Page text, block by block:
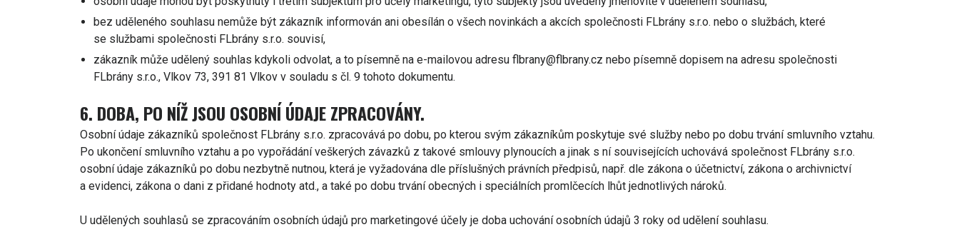
bez uděleného souhlasu nemůže být zákazník informován ani obesílán o všech novinkách a akcích společnosti FLbrány s.r.o. nebo o službách, které
se službami společnosti FLbrány s.r.o. souvisí,
zákazník může udělený souhlas kdykoli odvolat, a to písemně na e-mailovou adresu flbrany@flbrany.cz nebo písemně dopisem na adresu společnosti
FLbrány s.r.o., Vlkov 73, 391 81 Vlkov v souladu s čl. 9 tohoto dokumentu.
6. DOBA, PO NÍŽ JSOU OSOBNÍ ÚDAJE ZPRACOVÁNY.
Osobní údaje zákazníků společnost FLbrány s.r.o. zpracovává po dobu, po kterou svým zákazníkům poskytuje své služby nebo po dobu trvání smluvního vztahu.
Po ukončení smluvního vztahu a po vypořádání veškerých závazků z takové smlouvy plynoucích a jinak s ní souvisejících uchovává společnost FLbrány s.r.o.
osobní údaje zákazníků po dobu nezbytně nutnou, která je vyžadována dle příslušných právních předpisů, např. dle zákona o účetnictví, zákona o archivnictví
a evidenci, zákona o dani z přidané hodnoty atd., a také po dobu trvání obecných i speciálních promlčecích lhůt jednotlivých nároků.
U udělených souhlasů se zpracováním osobních údajů pro marketingové účely je doba uchování osobních údajů 3 roky od udělení souhlasu.